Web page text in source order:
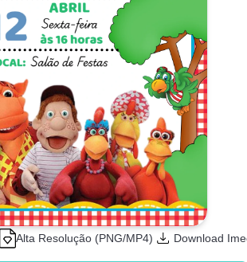
Alta Resolução (PNG/MP4) Download